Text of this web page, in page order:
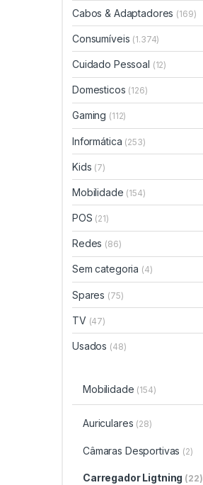
Cabos & Adaptadores (169)
Consumíveis (1.374)
Cuidado Pessoal (12)
Domesticos (126)
Gaming (112)
Informática (253)
Kids (7)
Mobilidade (154)
POS (21)
Redes (86)
Sem categoria (4)
Spares (75)
TV (47)
Usados (48)
Mobilidade (154)
Auriculares (28)
Câmaras Desportivas (2)
Carregador Ligtning (22)